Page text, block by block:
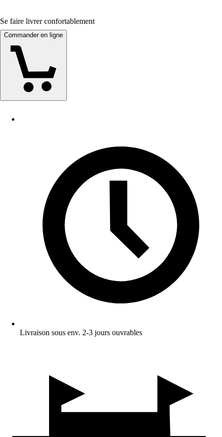
Se faire livrer confortablement
Commander en ligne
Livraison sous env. 2-3 jours ouvrables